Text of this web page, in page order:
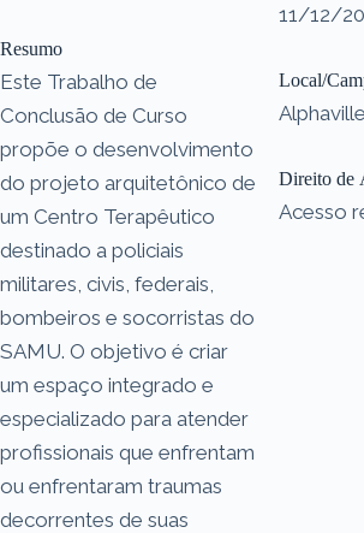
Resumo
Este Trabalho de
Conclusão de Curso
propõe o desenvolvimento
do projeto arquitetônico de
um Centro Terapêutico
destinado a policiais
militares, civis, federais,
bombeiros e socorristas do
SAMU. O objetivo é criar
um espaço integrado e
especializado para atender
profissionais que enfrentam
ou enfrentaram traumas
decorrentes de suas
11/12/
Local/
Alphaville
Direito de
Acesso